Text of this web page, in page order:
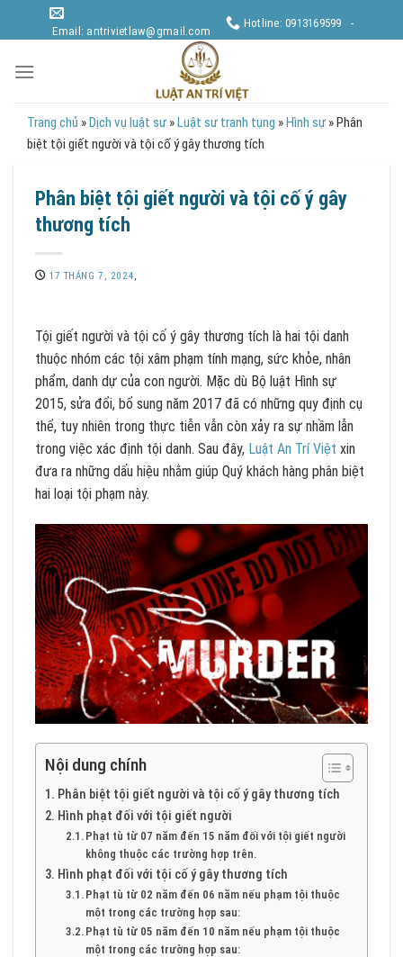
Email: antrivietlaw@gmail.com
Hotline: 0913169599 -
Trang chủ »Dịch vụ luật sư »Luật sư tranh tụng »Hình sự »Phân
biệt tội giết người và tội cố ý gây thương tích
Phân biệt tội giết người và tội cố ý gây
thương tích
17 THÁNG 7, 2024,
Tội giết người và tội cố ý gây thương tích là hai tội danh
thuộc nhóm các tội xâm phạm tính mạng, sức khỏe, nhân
phẩm, danh dự của con người. Mặc dù Bộ luật Hình sự
2015, sửa đổi, bổ sung năm 2017 đã có những quy định cụ
thể, tuy nhiên trong thực tiễn vẫn còn xảy ra sự nhầm lẫn
trong việc xác định tội danh. Sau đây, Luật An Trí Việt xin
đưa ra những dấu hiệu nhằm giúp Quý khách hàng phân biệt
hai loại tội phạm này.
Nội dung chính
Phân biệt tội giết người và tội cố ý gây thương tích
Hình phạt đối với tội giết người
Phạt tù từ 07 năm đến 15 năm đối với tội giết người
không thuộc các trường hợp trên.
Hình phạt đối với tội cố ý gây thương tích
Phạt tù từ 02 năm đến 06 năm nếu phạm tội thuộc
một trong các trường hợp sau:
Phạt tù từ 05 năm đến 10 năm nếu phạm tội thuộc
một trong các trường hợp sau: